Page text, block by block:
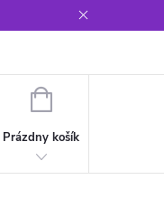
NÁKUPNÝ
Prázdny košík